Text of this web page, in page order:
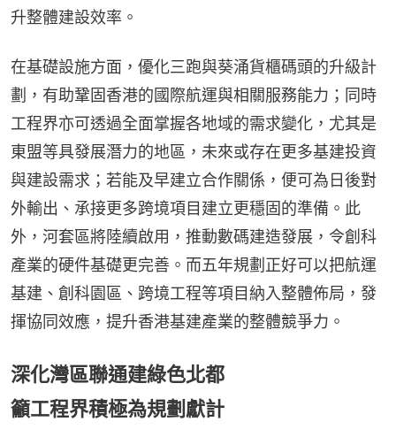
升整體建設效率。
在基礎設施方面，優化三跑與葵涌貨櫃碼頭的升級計
劃，有助鞏固香港的國際航運與相關服務能力；同時
工程界亦可透過全面掌握各地域的需求變化，尤其是
東盟等具發展潛力的地區，未來或存在更多基建投資
與建設需求；若能及早建立合作關係，便可為日後對
外輸出、承接更多跨境項目建立更穩固的準備。此
外，河套區將陸續啟用，推動數碼建造發展，令創科
產業的硬件基礎更完善。而五年規劃正好可以把航運
基建、創科園區、跨境工程等項目納入整體佈局，發
揮協同效應，提升香港基建產業的整體競爭力。
深化灣區聯通建綠色北都
籲工程界積極為規劃獻計